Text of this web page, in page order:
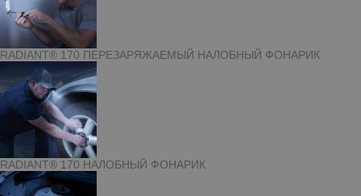
RADIANT® 170 ПЕРЕЗАРЯЖАЕМЫЙ НАЛОБНЫЙ ФОНАРИК
RADIANT® 170 НАЛОБНЫЙ ФОНАРИК